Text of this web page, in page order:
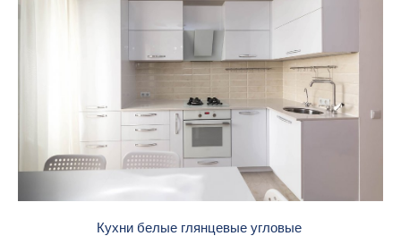
Кухни белые глянцевые угловые